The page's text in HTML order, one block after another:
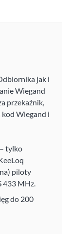
jak i
Wiegand
przekaźnik,
Wiegand i
tylko
piloty
433 MHz.
do 200